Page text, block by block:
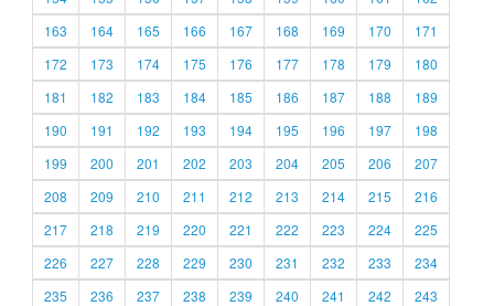
163
164 165 166 167 168 169 170
171
172
173 174 175 176 177 178 179
180
181
182 183 184 185 186 187 188
189
190
191 192 193 194 195 196 197
198
199
200 201 202 203 204 205 206
207
208
209 210 211 212 213 214 215
216
217
218 219 220 221 222 223 224
225
226
227 228 229 230 231 232 233
234
235
236 237 238 239 240 241 242
243